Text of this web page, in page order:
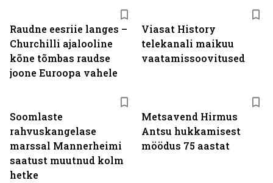
Raudne eesriie langes –
Churchilli ajalooline
kõne tõmbas raudse
joone Euroopa vahele
Viasat History
telekanali maikuu
vaatamissoovitused
Soomlaste
rahvuskangelase
marssal Mannerheimi
saatust muutnud kolm
hetke
Metsavend Hirmus
Antsu hukkamisest
möödus 75 aastat